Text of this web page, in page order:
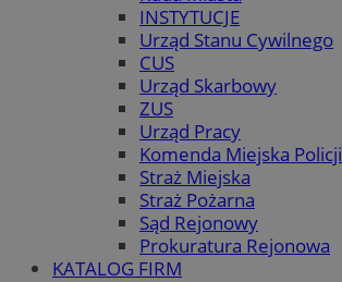
INSTYTUCJE
Urząd Stanu Cywilnego
CUS
Urząd Skarbowy
ZUS
Urząd Pracy
Komenda Miejska Policji
Straż Miejska
Straż Pożarna
Sąd Rejonowy
Prokuratura Rejonowa
KATALOG FIRM